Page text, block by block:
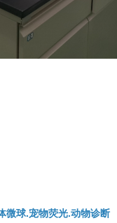
微球.宠物荧光.动物诊断